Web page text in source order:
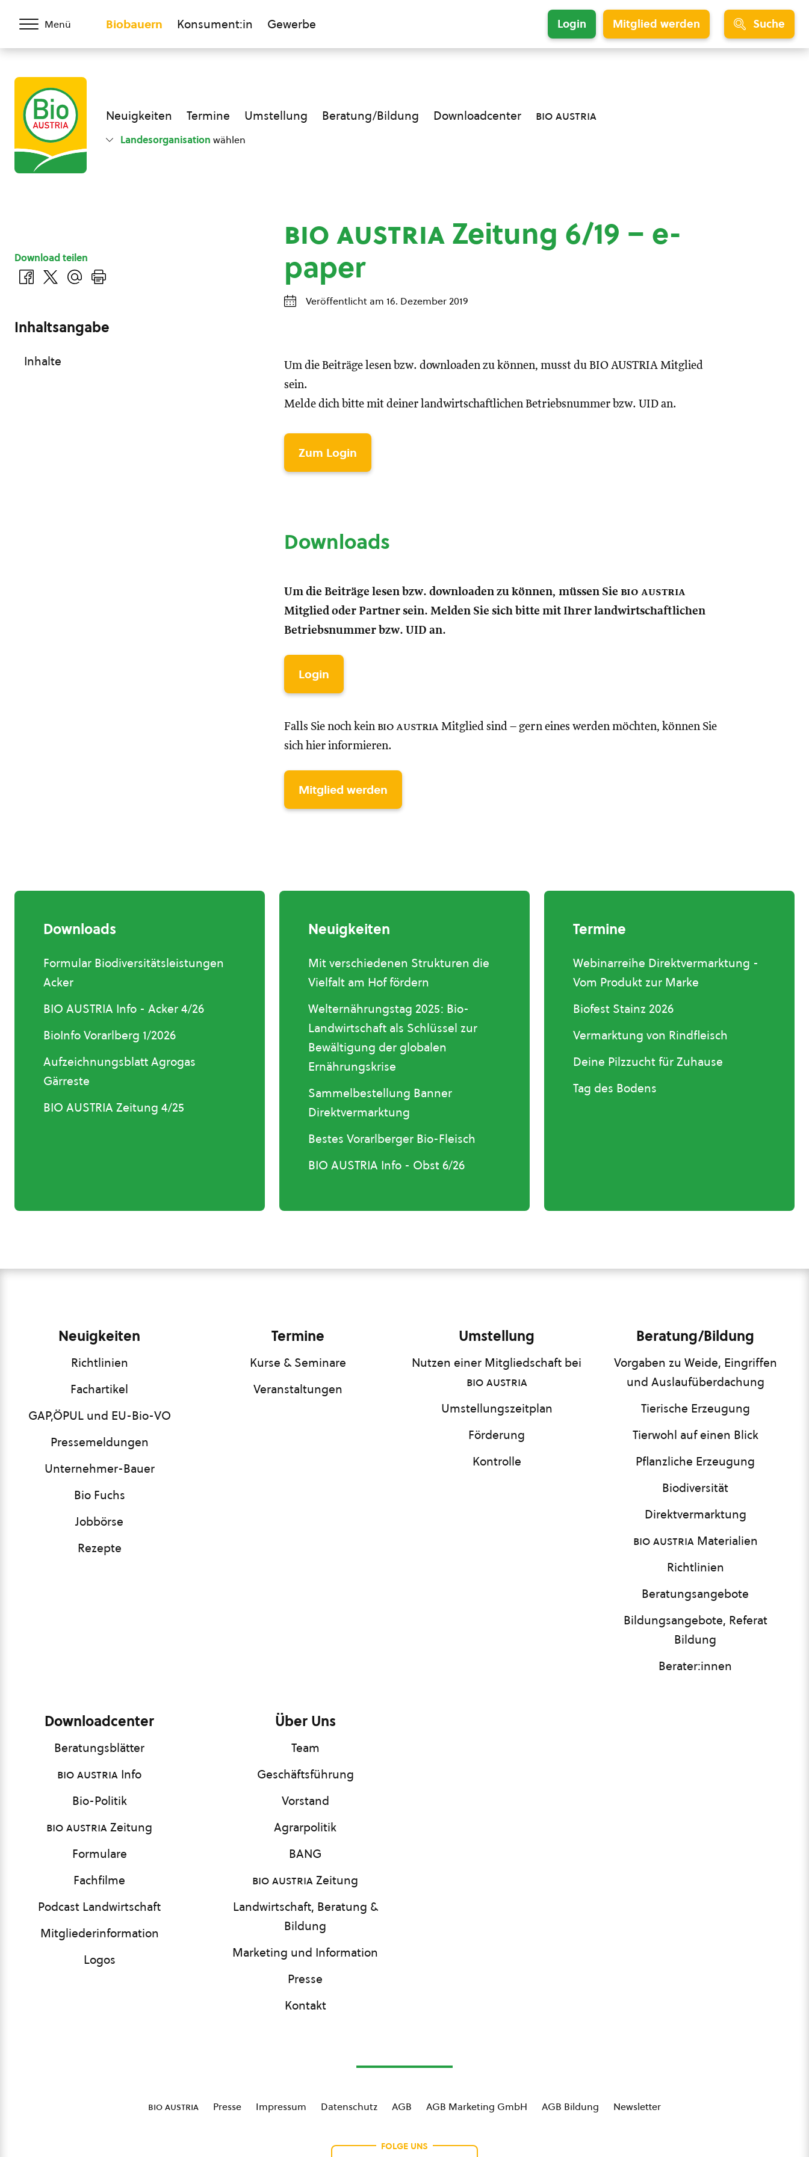
Menü Biobauern Konsument:in Gewerbe Login Mitglied werden Suche
Neuigkeiten Termine Umstellung Beratung/Bildung Downloadcenter bio austria
Landesorganisation wählen
bio austriaZeitung 6/19 – e-
paper
Veröffentlicht am 16. Dezember 2019
Um die Beiträge lesen bzw. downloaden zu können, musst du BIO AUSTRIA Mitglied
sein.
Melde dich bitte mit deiner landwirtschaftlichen Betriebsnummer bzw. UID an.
Zum Login
Downloads
Um die Beiträge lesen bzw. downloaden zu können, müssen Sie bio austria
Mitglied oder Partner sein. Melden Sie sich bitte mit Ihrer landwirtschaftlichen
Betriebsnummer bzw. UID an.
Login
Falls Sie noch kein bio austria Mitglied sind – gern eines werden möchten, können Sie
sich hier informieren.
Mitglied werden
Download teilen
Inhaltsangabe
Inhalte
Downloads
Formular Biodiversitätsleistungen
Acker
BIO AUSTRIA Info - Acker 4/26
BioInfo Vorarlberg 1/2026
Aufzeichnungsblatt Agrogas
Gärreste
BIO AUSTRIA Zeitung 4/25
Neuigkeiten
Mit verschiedenen Strukturen die
Vielfalt am Hof fördern
Welternährungstag 2025: Bio-
Landwirtschaft als Schlüssel zur
Bewältigung der globalen
Ernährungskrise
Sammelbestellung Banner
Direktvermarktung
Bestes Vorarlberger Bio-Fleisch
BIO AUSTRIA Info - Obst 6/26
Termine
Webinarreihe Direktvermarktung -
Vom Produkt zur Marke
Biofest Stainz 2026
Vermarktung von Rindfleisch
Deine Pilzzucht für Zuhause
Tag des Bodens
Neuigkeiten
Richtlinien
Fachartikel
GAP,ÖPUL und EU-Bio-VO
Pressemeldungen
Unternehmer-Bauer
Bio Fuchs
Jobbörse
Rezepte
Termine
Kurse & Seminare
Veranstaltungen
Umstellung
Nutzen einer Mitgliedschaft bei
bio austria
Umstellungszeitplan
Förderung
Kontrolle
Beratung/Bildung
Vorgaben zu Weide, Eingriffen
und Auslaufüberdachung
Tierische Erzeugung
Tierwohl auf einen Blick
Pflanzliche Erzeugung
Biodiversität
Direktvermarktung
bio austriaMaterialien
Richtlinien
Beratungsangebote
Bildungsangebote, Referat
Bildung
Berater:innen
Downloadcenter
Beratungsblätter
bio austria Info
Bio-Politik
bio austriaZeitung
Formulare
Fachfilme
Podcast Landwirtschaft
Mitgliederinformation
Logos
Über Uns
Team
Geschäftsführung
Vorstand
Agrarpolitik
BANG
bio austriaZeitung
Landwirtschaft, Beratung &
Bildung
Marketing und Information
Presse
Kontakt
bio austria Presse Impressum Datenschutz AGB AGB Marketing GmbH AGB Bildung Newsletter
FOLGE UNS